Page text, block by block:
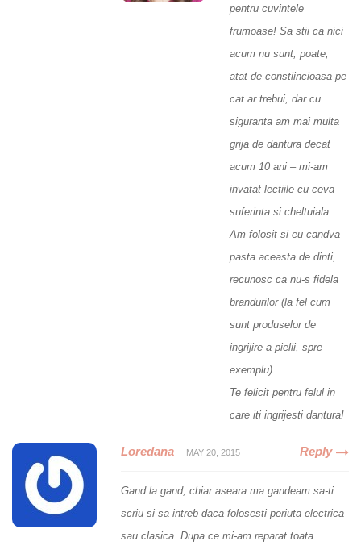
pentru cuvintele
frumoase! Sa stii ca nici
acum nu sunt, poate,
atat de constiincioasa pe
cat ar trebui, dar cu
siguranta am mai multa
grija de dantura decat
acum 10 ani – mi-am
invatat lectiile cu ceva
suferinta si cheltuiala.
Am folosit si eu candva
pasta aceasta de dinti,
recunosc ca nu-s fidela
brandurilor (la fel cum
sunt produselor de
ingrijire a pielii, spre
exemplu).
Te felicit pentru felul in
care iti ingrijesti dantura!
Loredana MAY 20, 2015 Reply
Gand la gand, chiar aseara ma gandeam sa-ti
scriu si sa intreb daca folosesti periuta electrica
sau clasica. Dupa ce mi-am reparat toata